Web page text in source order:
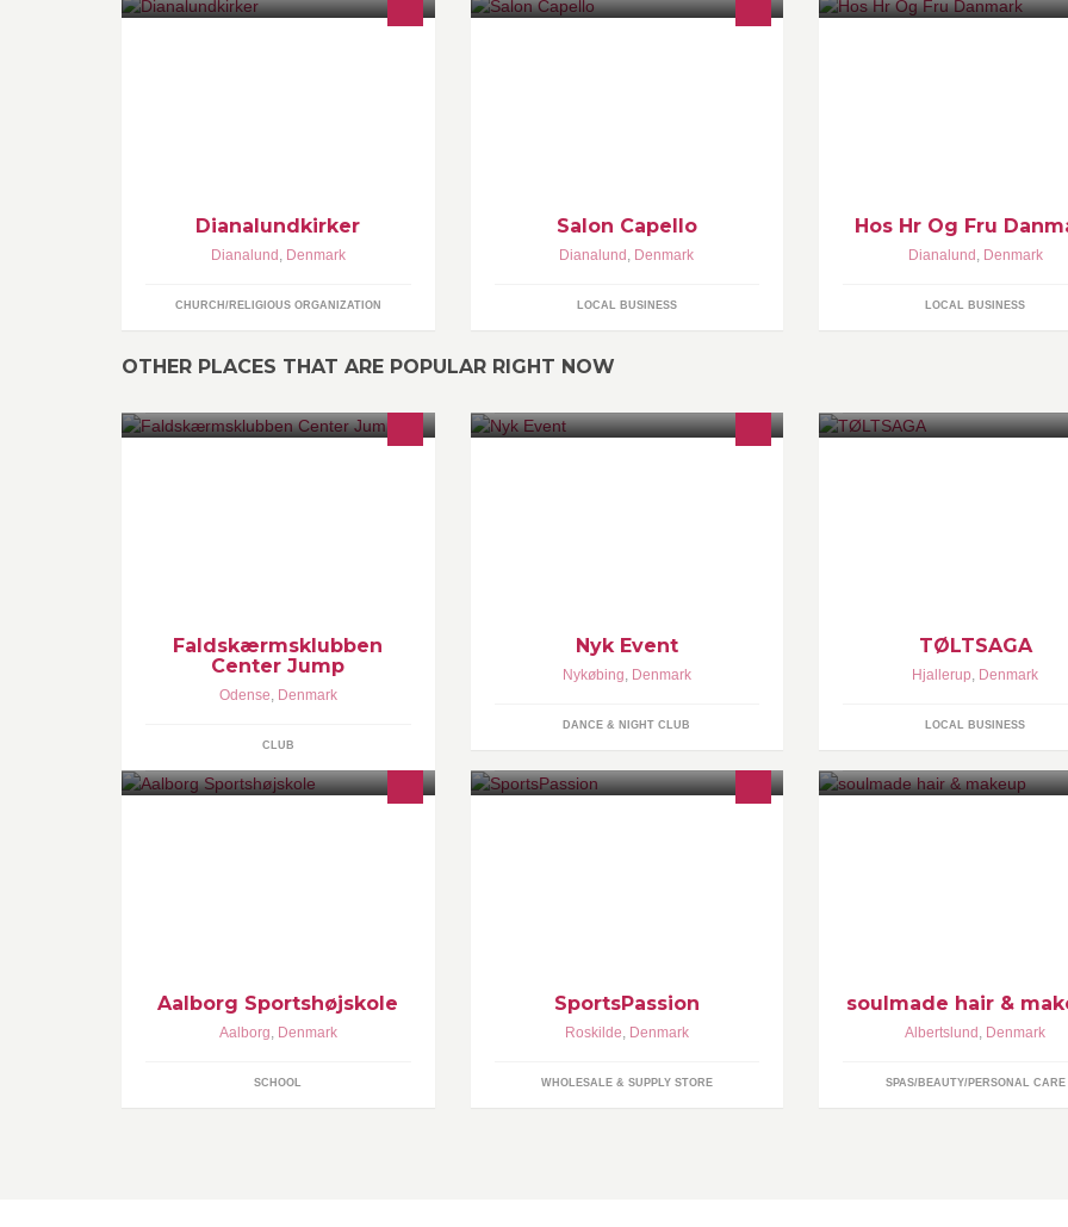
Dianalundkirker
Dianalund , Denmark
CHURCH/RELIGIOUS ORGANIZATION
Salon Capello
Dianalund , Denmark
LOCAL BUSINESS
Hos Hr Og Fru
Dianalund , Denmark
LOCAL BUSINESS
OTHER PLACES THAT ARE POPULAR RIGHT NOW
Faldskærmsklubben
Center Jump
Odense, Denmark
CLUB
Nyk Event
Nykøbing, Denmark
DANCE & NIGHT CLUB
TØLTSAGA
Hjallerup, Denmark
LOCAL BUSINESS
Aalborg Sportshøjskole
Aalborg, Denmark
SCHOOL
SportsPassion
Roskilde, Denmark
WHOLESALE & SUPPLY STORE
soulmade hair &
Albertslund , Denmark
SPAS/BEAUTY/PERSONAL CARE